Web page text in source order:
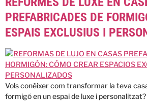
PREFABRICADES DE
ESPAIS EXCLUSIUS I
Vols conèixer com transformar la teva
formigó en un espai de luxe i